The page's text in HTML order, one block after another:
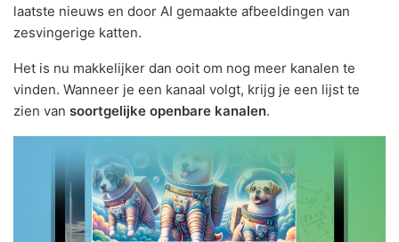
laatste nieuws en door AI gemaakte afbeeldingen van
zesvingerige katten.
Het is nu makkelijker dan ooit om nog meer kanalen te
vinden. Wanneer je een kanaal volgt, krijg je een lijst te
zien van soortgelijke openbare kanalen.